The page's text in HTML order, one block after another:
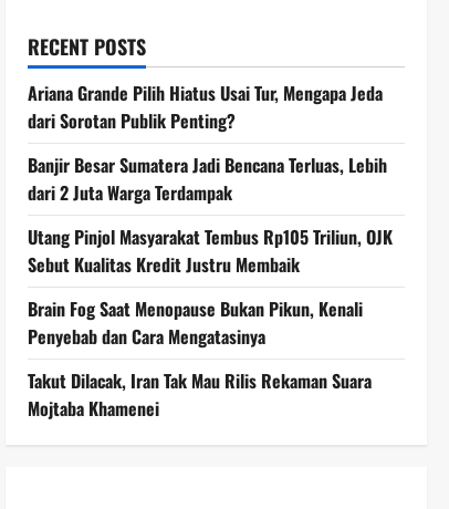
RECENT POSTS
Ariana Grande Pilih Hiatus Usai Tur, Mengapa Jeda
dari Sorotan Publik Penting?
Banjir Besar Sumatera Jadi Bencana Terluas, Lebih
dari 2 Juta Warga Terdampak
Utang Pinjol Masyarakat Tembus Rp105 Triliun, OJK
Sebut Kualitas Kredit Justru Membaik
Brain Fog Saat Menopause Bukan Pikun, Kenali
Penyebab dan Cara Mengatasinya
Takut Dilacak, Iran Tak Mau Rilis Rekaman Suara
Mojtaba Khamenei